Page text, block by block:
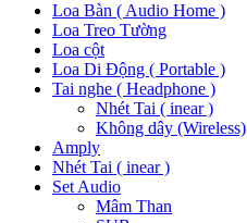
Loa Bàn ( Audio Home )
Loa Treo Tường
Loa cột
Loa Di Động ( Portable )
Tai nghe ( Headphone )
Nhét Tai ( inear )
Không dây (Wireless)
Amply
Nhét Tai ( inear )
Set Audio
Mâm Than